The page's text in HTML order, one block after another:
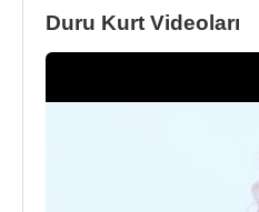
stüdyosunda aranje,
yapmaktadır. İlk single
ikinci single
yayınlanmıştır ve
"
söz-müzik ve aranjesi
Duru Kurt Videoları